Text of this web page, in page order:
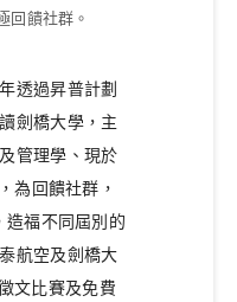
回饋社群。
透過昇普計劃
劍橋大學，主
管理學、現於
為回饋社群，
福不同屆別的
航空及劍橋大
文比賽及免費